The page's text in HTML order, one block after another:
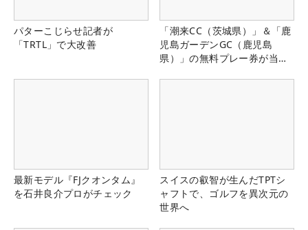
パターこじらせ記者が
「TRTL」で大改善
「潮来CC（茨城県）」＆「鹿
児島ガーデンGC（鹿児島
県）」の無料プレー券が当た
最新モデル『FJクオンタム』
を石井良介プロがチェック
スイスの叡智が生んだTPTシ
ャフトで、ゴルフを異次元の
世界へ